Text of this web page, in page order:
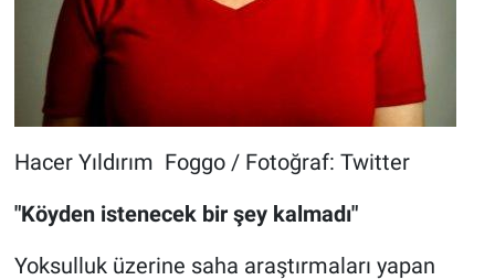
Hacer Yıldırım Foggo / Fotoğraf: Twitter
"Köyden istenecek bir şey kalmadı"
Yoksulluk üzerine saha araştırmaları yapan